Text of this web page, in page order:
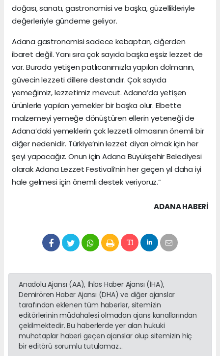
doğası, sanatı, gastronomisi ve başka, güzellikleriyle
değerleriyle gündeme geliyor.
Adana gastronomisi sadece kebaptan, ciğerden
ibaret değil. Yanı sıra çok sayıda başka eşsiz lezzet de
var. Burada yetişen patlıcanımızla yapılan dolmanın,
güvecin lezzeti dillere destandır. Çok sayıda
yemeğimiz, lezzetimiz mevcut. Adana’da yetişen
ürünlerle yapılan yemekler bir başka olur. Elbette
malzemeyi yemeğe dönüştüren ellerin yeteneği de
Adana’daki yemeklerin çok lezzetli olmasının önemli bir
diğer nedenidir. Türkiye’nin lezzet diyarı olmak için her
şeyi yapacağız. Onun için Adana Büyükşehir Belediyesi
olarak Adana Lezzet Festivali’nin her geçen yıl daha iyi
hale gelmesi için önemli destek veriyoruz.”
ADANA HABERİ
Anadolu Ajansı (AA), İhlas Haber Ajansı (İHA),
Demirören Haber Ajansı (DHA) ve diğer ajanslar
tarafından eklenen tüm haberler, sitemizin
editörlerinin müdahalesi olmadan ajans kanallarından
çekilmektedir. Bu haberlerde yer alan hukuki
muhataplar haberi geçen ajanslar olup sitemizin hiç
bir editörü sorumlu tutulamaz...